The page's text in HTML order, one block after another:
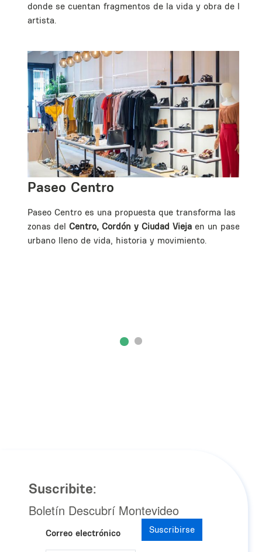
donde se cuentan fragmentos de la vida y obra de la
artista.
Paseo Centro
Paseo Centro es una propuesta que transforma las
zonas del Centro, Cordón y Ciudad Vieja en un paseo
urbano lleno de vida, historia y movimiento.
Suscribite:
Boletín Descubrí Montevideo
Correo electrónico Suscribirse